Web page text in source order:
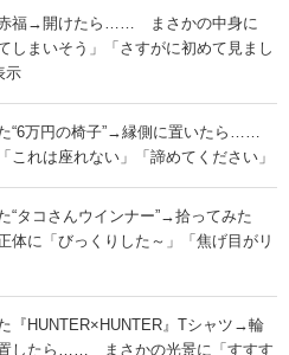
赤福→開けたら…… まさかの中身に
しまいそう」「さすがに初めて見まし
示
“6万円の椅子”→縁側に置いたら……
これは座れない」「諦めてください」
“タコさんウインナー”→拾ってみた
に「びっくりした～」「焦げ目がリ
『HUNTER×HUNTER』Tシャツ→輪
したら…… まさかの光景に「すすす